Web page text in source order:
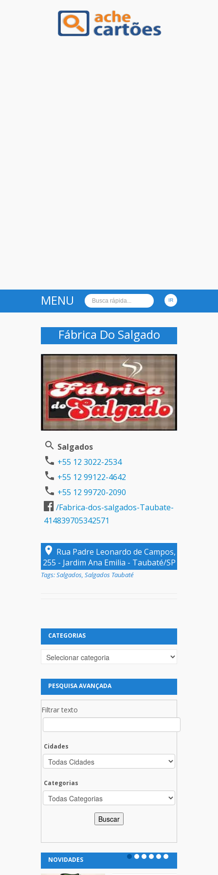
MENU
Fábrica Do Salgado
Salgados
+55 12 3022-2534
+55 12 99122-4642
+55 12 99720-2090
/Fabrica-dos-salgados-Taubate-
414839705342571
Rua Padre Leonardo de Campos,
255 - Jardim Ana Emilia - Taubaté/SP
Tags:Salgados, Salgados Taubaté
CATEGORIAS
Categorias
PESQUISA AVANÇADA
Filtrar texto
Cidades
Categorias
NOVIDADES